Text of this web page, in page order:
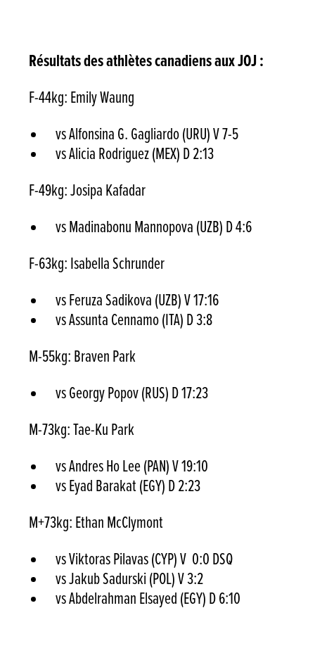
Résultats des athlètes canadiens aux JOJ :
F-44kg: Emily Waung
vs Alfonsina G. Gagliardo (URU) V 7-5
vs Alicia Rodriguez (MEX) D 2:13
F-49kg: Josipa Kafadar
vs Madinabonu Mannopova (UZB) D 4:6
F-63kg: Isabella Schrunder
vs Feruza Sadikova (UZB) V 17:16
vs Assunta Cennamo (ITA) D 3:8
M-55kg: Braven Park
vs Georgy Popov (RUS) D 17:23
M-73kg: Tae-Ku Park
vs Andres Ho Lee (PAN) V 19:10
vs Eyad Barakat (EGY) D 2:23
M+73kg: Ethan McClymont
vs Viktoras Pilavas (CYP) V 0:0 DSQ
vs Jakub Sadurski (POL) V 3:2
vs Abdelrahman Elsayed (EGY) D 6:10